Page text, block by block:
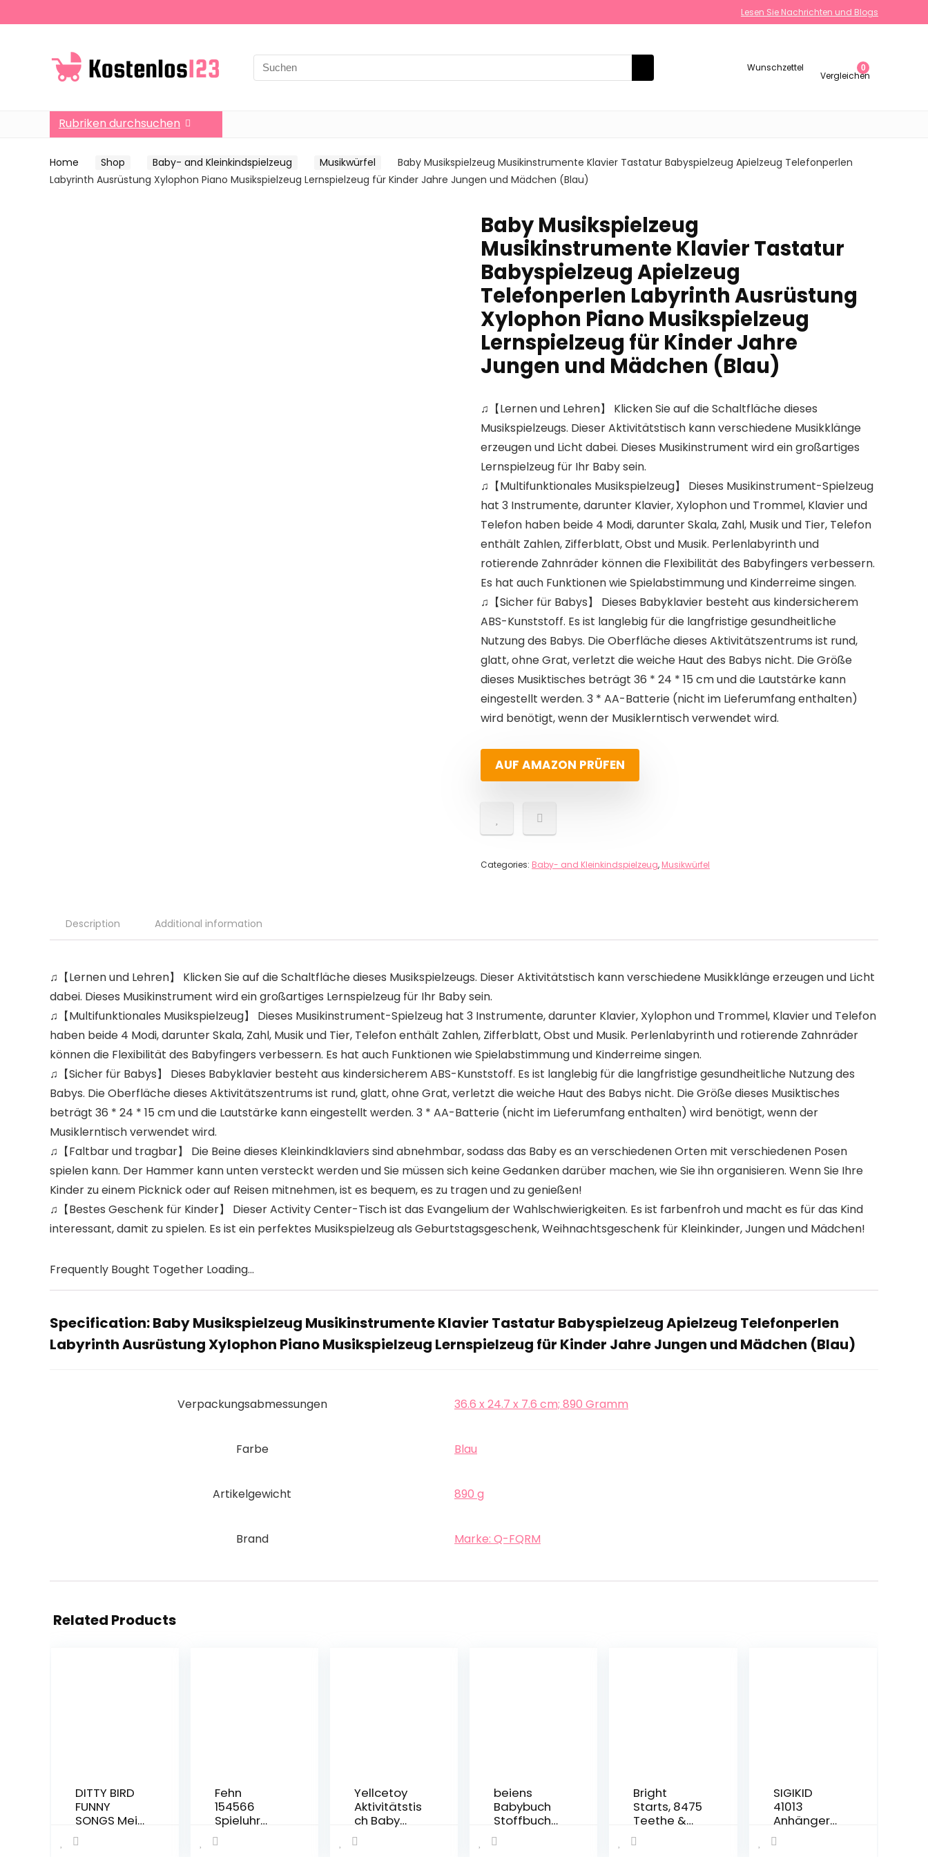
Lesen Sie Nachrichten und Blogs
Search
for:
Wunschzettel 0
Vergleichen
Rubriken durchsuchen
Home Shop Baby- and Kleinkindspielzeug Musikwürfel
Baby Musikspielzeug Musikinstrumente Klavier Tastatur Babyspielzeug Apielzeug Telefonperlen
Labyrinth Ausrüstung Xylophon Piano Musikspielzeug Lernspielzeug für Kinder Jahre Jungen und Mädchen (Blau)
Baby Musikspielzeug
Musikinstrumente Klavier Tastatur
Babyspielzeug Apielzeug
Telefonperlen Labyrinth Ausrüstung
Xylophon Piano Musikspielzeug
Lernspielzeug für Kinder Jahre
Jungen und Mädchen (Blau)
♫【Lernen und Lehren】 Klicken Sie auf die Schaltfläche dieses
Musikspielzeugs. Dieser Aktivitätstisch kann verschiedene Musikklänge
erzeugen und Licht dabei. Dieses Musikinstrument wird ein großartiges
Lernspielzeug für Ihr Baby sein.
♫【Multifunktionales Musikspielzeug】 Dieses Musikinstrument-Spielzeug
hat 3 Instrumente, darunter Klavier, Xylophon und Trommel, Klavier und
Telefon haben beide 4 Modi, darunter Skala, Zahl, Musik und Tier, Telefon
enthält Zahlen, Zifferblatt, Obst und Musik. Perlenlabyrinth und
rotierende Zahnräder können die Flexibilität des Babyfingers verbessern.
Es hat auch Funktionen wie Spielabstimmung und Kinderreime singen.
♫【Sicher für Babys】 Dieses Babyklavier besteht aus kindersicherem
ABS-Kunststoff. Es ist langlebig für die langfristige gesundheitliche
Nutzung des Babys. Die Oberfläche dieses Aktivitätszentrums ist rund,
glatt, ohne Grat, verletzt die weiche Haut des Babys nicht. Die Größe
dieses Musiktisches beträgt 36 * 24 * 15 cm und die Lautstärke kann
eingestellt werden. 3 * AA-Batterie (nicht im Lieferumfang enthalten)
wird benötigt, wenn der Musiklerntisch verwendet wird.
AUF AMAZON PRÜFEN
Categories: Baby- and Kleinkindspielzeug, Musikwürfel
Description Additional information
♫【Lernen und Lehren】 Klicken Sie auf die Schaltfläche dieses Musikspielzeugs. Dieser Aktivitätstisch kann verschiedene Musikklänge erzeugen und Licht
dabei. Dieses Musikinstrument wird ein großartiges Lernspielzeug für Ihr Baby sein.
♫【Multifunktionales Musikspielzeug】 Dieses Musikinstrument-Spielzeug hat 3 Instrumente, darunter Klavier, Xylophon und Trommel, Klavier und Telefon
haben beide 4 Modi, darunter Skala, Zahl, Musik und Tier, Telefon enthält Zahlen, Zifferblatt, Obst und Musik. Perlenlabyrinth und rotierende Zahnräder
können die Flexibilität des Babyfingers verbessern. Es hat auch Funktionen wie Spielabstimmung und Kinderreime singen.
♫【Sicher für Babys】 Dieses Babyklavier besteht aus kindersicherem ABS-Kunststoff. Es ist langlebig für die langfristige gesundheitliche Nutzung des
Babys. Die Oberfläche dieses Aktivitätszentrums ist rund, glatt, ohne Grat, verletzt die weiche Haut des Babys nicht. Die Größe dieses Musiktisches
beträgt 36 * 24 * 15 cm und die Lautstärke kann eingestellt werden. 3 * AA-Batterie (nicht im Lieferumfang enthalten) wird benötigt, wenn der
Musiklerntisch verwendet wird.
♫【Faltbar und tragbar】 Die Beine dieses Kleinkindklaviers sind abnehmbar, sodass das Baby es an verschiedenen Orten mit verschiedenen Posen
spielen kann. Der Hammer kann unten versteckt werden und Sie müssen sich keine Gedanken darüber machen, wie Sie ihn organisieren. Wenn Sie Ihre
Kinder zu einem Picknick oder auf Reisen mitnehmen, ist es bequem, es zu tragen und zu genießen!
♫【Bestes Geschenk für Kinder】 Dieser Activity Center-Tisch ist das Evangelium der Wahlschwierigkeiten. Es ist farbenfroh und macht es für das Kind
interessant, damit zu spielen. Es ist ein perfektes Musikspielzeug als Geburtstagsgeschenk, Weihnachtsgeschenk für Kleinkinder, Jungen und Mädchen!
Frequently Bought Together Loading...
Specification:Baby Musikspielzeug Musikinstrumente Klavier Tastatur Babyspielzeug Apielzeug Telefonperlen
Labyrinth Ausrüstung Xylophon Piano Musikspielzeug Lernspielzeug für Kinder Jahre Jungen und Mädchen (Blau)
Verpackungsabmessungen ‎36.6 x 24.7 x 7.6 cm; 890 Gramm
Farbe ‎Blau
Artikelgewicht ‎890 g
Brand Marke: Q-FQRM
Related Products
DITTY BIRD
FUNNY
SONGS Mein
erstes
Lernspielze
Fehn
154566
Spieluhr
Stern –
Aufzieh –
Yellcetoy
Aktivitätstis
ch Baby
Spielzeug 6
bis 12
beiens
Babybuch
Stoffbuch
Schwarz
Weiß ab 0
Bright
Starts, 8475
Teethe &
Read
Bilderbuch
SIGIKID
41013
Anhänger
Fledermaus
Urban